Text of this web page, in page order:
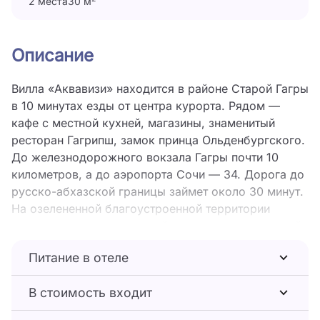
Описание
Вилла «Аквавизи» находится в районе Старой Гагры
в 10 минутах езды от центра курорта. Рядом —
кафе с местной кухней, магазины, знаменитый
ресторан Гагрипш, замок принца Ольденбургского.
До железнодорожного вокзала Гагры почти 10
километров, а до аэропорта Сочи — 34. Дорога до
русско-абхазской границы займет около 30 минут.
На озелененной благоустроенной территории
номеров. Номера Стандарт, Полулюкс и Люкс
оснащены кондиционером, санузлом, есть
телевизор, холодильник, фен. Во всех номерах
имеются балконы.
Питание в отеле
В стоимость входит